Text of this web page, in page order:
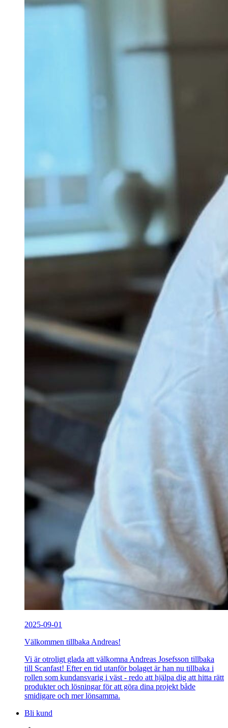
2025-09-01
Välkommen tillbaka Andreas!
Vi är otroligt glada att välkomna Andreas Josefsson tillbaka
till Scanfast! Efter en tid utanför bolaget är han nu tillbaka i
rollen som kundansvarig i väst - redo att hjälpa dig att hitta rätt
produkter och lösningar för att göra dina projekt både
smidigare och mer lönsamma.
Bli kund